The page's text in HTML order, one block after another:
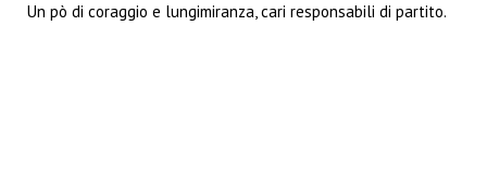
Un pò di coraggio e lungimiranza, cari responsabili di partito.